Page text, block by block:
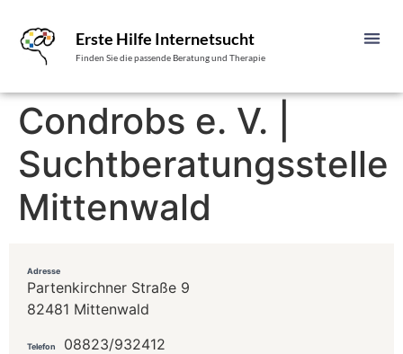
Erste Hilfe Internetsucht
Finden Sie die passende Beratung und Therapie
Condrobs e. V. |
Suchtberatungsstelle
Mittenwald
Adresse
Partenkirchner Straße 9
82481 Mittenwald
Telefon 08823/932412